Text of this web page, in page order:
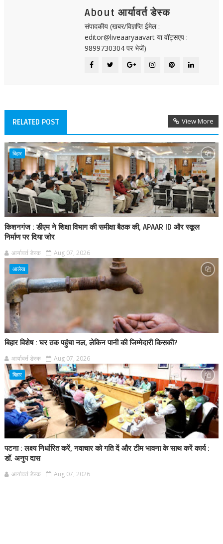
About आर्यावर्त डेस्क
संपादकीय (खबर/विज्ञप्ति ईमेल :
editor@liveaaryaavart या वॉट्सएप :
9899730304 पर भेजें)
RELATED POST View More
बिहार
किशनगंज : डीएम ने शिक्षा विभाग की समीक्षा बैठक की, APAAR ID और स्कूल
निर्माण पर दिया जोर
आर्यावर्त डेस्क Aug 07, 2026
आलेख
बिहार विशेष : घर तक पहुंचा नल, लेकिन पानी की जिम्मेदारी किसकी?
आर्यावर्त डेस्क Aug 07, 2026
बिहार
पटना : लक्ष्य निर्धारित करें, नवाचार को गति दें और टीम भावना के साथ करें कार्य :
डॉ. अनुप दास
आर्यावर्त डेस्क Aug 07, 2026